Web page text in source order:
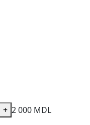
2 000 MDL
+